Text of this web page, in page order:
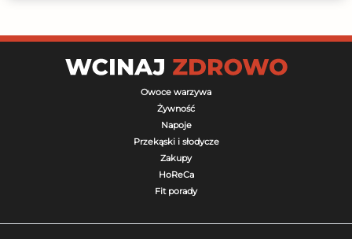
Owoce warzywa
Żywność
Napoje
Przekąski i słodycze
Zakupy
HoReCa
Fit porady